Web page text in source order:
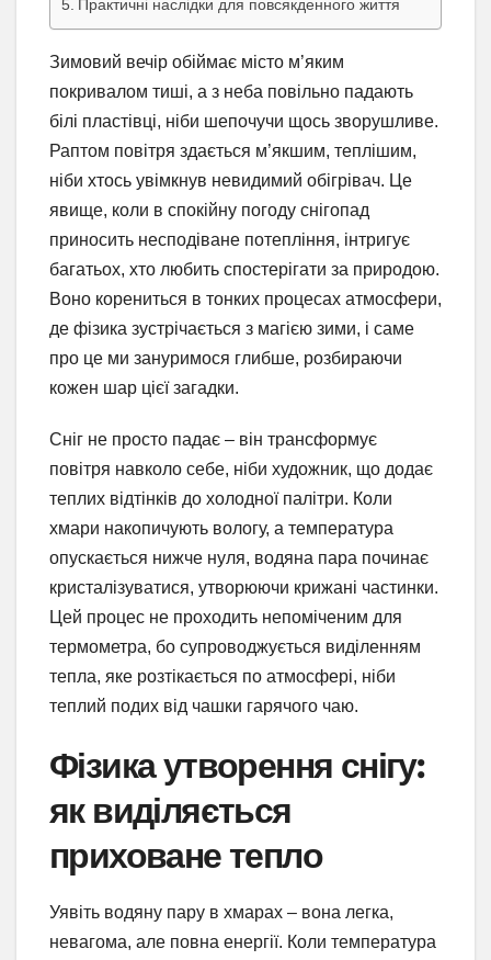
Практичні наслідки для повсякденного життя
Зимовий вечір обіймає місто м’яким
покривалом тиші, а з неба повільно падають
білі пластівці, ніби шепочучи щось зворушливе.
Раптом повітря здається м’якшим, теплішим,
ніби хтось увімкнув невидимий обігрівач. Це
явище, коли в спокійну погоду снігопад
приносить несподіване потепління, інтригує
багатьох, хто любить спостерігати за природою.
Воно корениться в тонких процесах атмосфери,
де фізика зустрічається з магією зими, і саме
про це ми зануримося глибше, розбираючи
кожен шар цієї загадки.
Сніг не просто падає – він трансформує
повітря навколо себе, ніби художник, що додає
теплих відтінків до холодної палітри. Коли
хмари накопичують вологу, а температура
опускається нижче нуля, водяна пара починає
кристалізуватися, утворюючи крижані частинки.
Цей процес не проходить непоміченим для
термометра, бо супроводжується виділенням
тепла, яке розтікається по атмосфері, ніби
теплий подих від чашки гарячого чаю.
Фізика утворення снігу:
як виділяється
приховане тепло
Уявіть водяну пару в хмарах – вона легка,
невагома, але повна енергії. Коли температура